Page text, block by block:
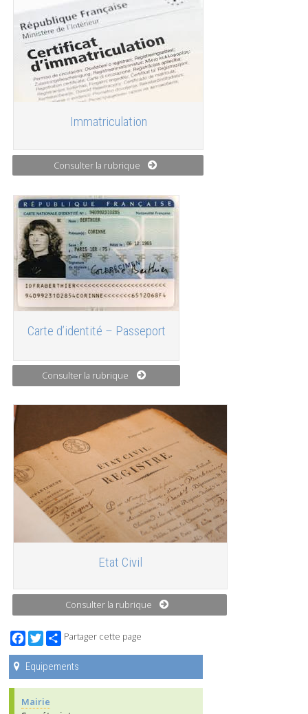
Immatriculation
Consulter la rubrique
Carte d’identité – Passeport
Consulter la rubrique
Etat Civil
Consulter la rubrique
Facebook
TwitterPartager cette page
Equipements
Mairie